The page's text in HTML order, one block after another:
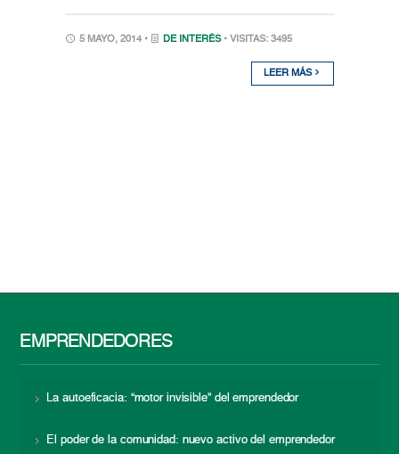
5 MAYO, 2014 • DE INTERÉS • VISITAS: 3495
LEER MÁS
EMPRENDEDORES
La autoeficacia: “motor invisible” del emprendedor
El poder de la comunidad: nuevo activo del emprendedor